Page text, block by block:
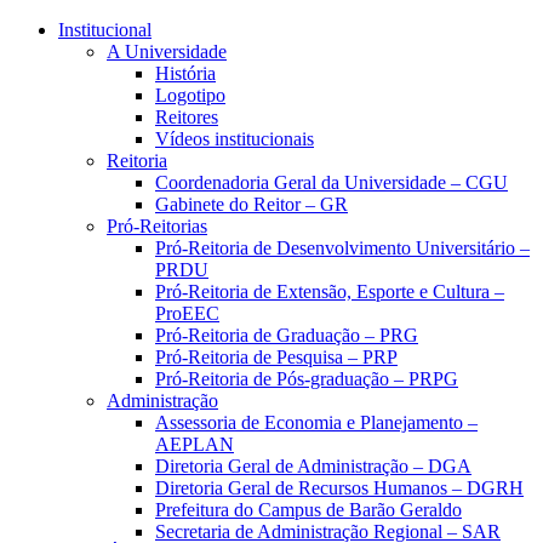
Conteúdo principal
Institucional
A Universidade
História
Logotipo
Reitores
Vídeos institucionais
Reitoria
Coordenadoria Geral da Universidade – CGU
Gabinete do Reitor – GR
Pró-Reitorias
Pró-Reitoria de Desenvolvimento Universitário –
PRDU
Pró-Reitoria de Extensão, Esporte e Cultura –
ProEEC
Pró-Reitoria de Graduação – PRG
Pró-Reitoria de Pesquisa – PRP
Pró-Reitoria de Pós-graduação – PRPG
Administração
Assessoria de Economia e Planejamento –
AEPLAN
Diretoria Geral de Administração – DGA
Diretoria Geral de Recursos Humanos – DGRH
Prefeitura do Campus de Barão Geraldo
Secretaria de Administração Regional – SAR